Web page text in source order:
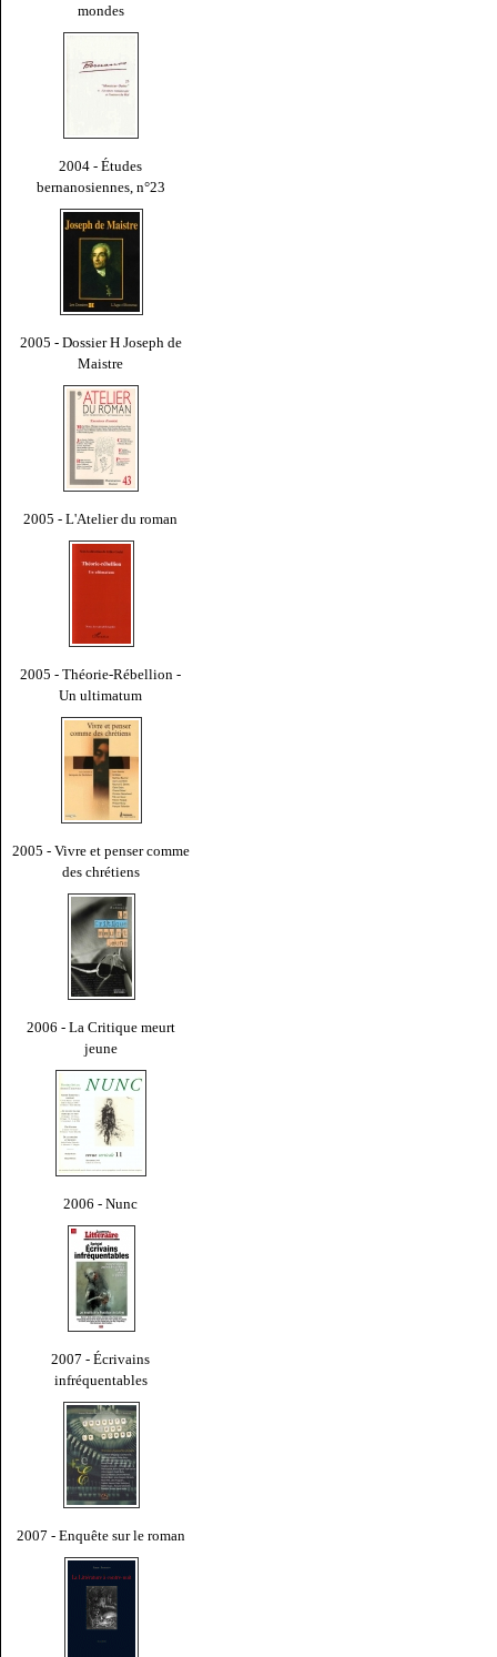
mondes
2004 - Études
bernanosiennes, n°23
2005 - Dossier H Joseph de
Maistre
2005 - L'Atelier du roman
2005 - Théorie-Rébellion -
Un ultimatum
2005 - Vivre et penser comme
des chrétiens
2006 - La Critique meurt
jeune
2006 - Nunc
2007 - Écrivains
infréquentables
2007 - Enquête sur le roman